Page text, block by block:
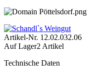
Artikel-Nr. 12.02.032.06
Auf Lager2 Artikel
Technische Daten